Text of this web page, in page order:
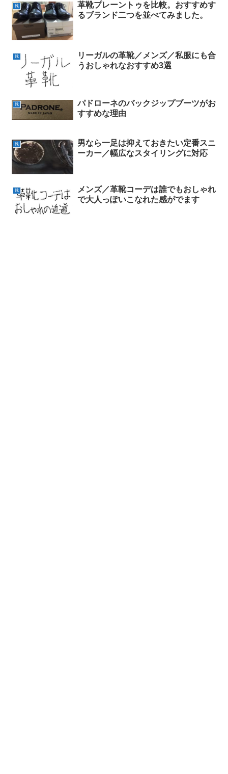
靴
革靴プレーントゥを比較。おすすめす
るブランド二つを並べてみました。
靴
リーガルの革靴／メンズ／私服にも合
うおしゃれなおすすめ3選
靴
パドローネのバックジップブーツがお
すすめな理由
靴
男なら一足は抑えておきたい定番スニ
ーカー／幅広なスタイリングに対応
靴
メンズ／革靴コーデは誰でもおしゃれ
で大人っぽいこなれた感がでます